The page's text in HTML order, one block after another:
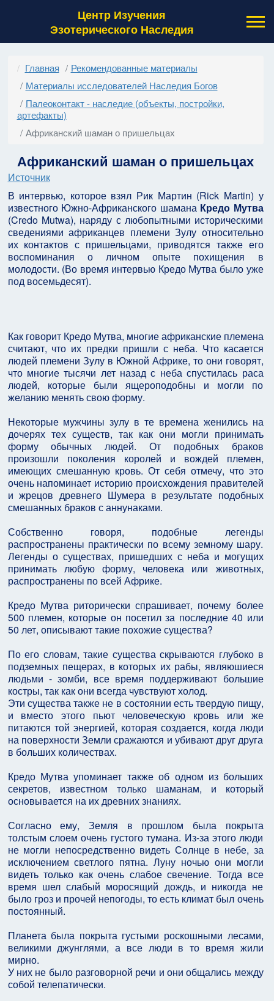
Центр Изучения
Эзотерического Наследия
Главная
Рекомендованные материалы
Материалы исследователей Наследия Богов
Палеоконтакт - наследие (объекты, постройки,
артефакты)
Африканский шаман о пришельцах
Африканский шаман о пришельцах
Источник
В интервью, которое взял Рик Мартин (Rick Martin) у
известного Южно-Африканского шамана Кредо Мутва
(Credo Mutwa), наряду с любопытными историческими
сведениями африканцев племени Зулу относительно
их контактов с пришельцами, приводятся также его
воспоминания о личном опыте похищения в
молодости. (Во время интервью Кредо Мутва было уже
под восемьдесят).
Как говорит Кредо Мутва, многие африканские племена
считают, что их предки пришли с неба. Что касается
людей племени Зулу в Южной Африке, то они говорят,
что многие тысячи лет назад с неба спустилась раса
людей, которые были ящероподобны и могли по
желанию менять свою форму.
Некоторые мужчины зулу в те времена женились на
дочерях тех существ, так как они могли принимать
форму обычных людей. От подобных браков
произошли поколения королей и вождей племен,
имеющих смешанную кровь. От себя отмечу, что это
очень напоминает историю происхождения правителей
и жрецов древнего Шумера в результате подобных
смешанных браков с аннунаками.
Собственно говоря, подобные легенды
распространены практически по всему земному шару.
Легенды о существах, пришедших с неба и могущих
принимать любую форму, человека или животных,
распространены по всей Африке.
Кредо Мутва риторически спрашивает, почему более
500 племен, которые он посетил за последние 40 или
50 лет, описывают такие похожие существа?
По его словам, такие существа скрываются глубоко в
подземных пещерах, в которых их рабы, являюшиеся
людьми - зомби, все время поддерживают большие
костры, так как они всегда чувствуют холод.
Эти существа также не в состоянии есть твердую пищу,
и вместо этого пьют человеческую кровь или же
питаются той энергией, которая создается, когда люди
на поверхности Земли сражаются и убивают друг друга
в больших количествах.
Кредо Мутва упоминает также об одном из больших
секретов, известном только шаманам, и который
основывается на их древних знаниях.
Согласно ему, Земля в прошлом была покрыта
толстым слоем очень густого тумана. Из-за этого люди
не могли непосредственно видеть Солнце в небе, за
исключением светлого пятна. Луну ночью они могли
видеть только как очень слабое свечение. Тогда все
время шел слабый моросящий дождь, и никогда не
было гроз и прочей непогоды, то есть климат был очень
постоянный.
Планета была покрыта густыми роскошными лесами,
великими джунглями, а все люди в то время жили
мирно.
У них не было разговорной речи и они общались между
собой телепатически.